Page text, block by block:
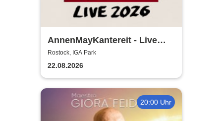
AnnenMayKantereit - Live
2026
Rostock, IGA Park
22.08.2026
20:00 Uhr